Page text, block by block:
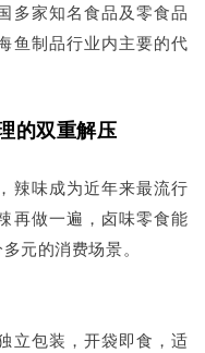
多家知名食品及零食品
鱼制品行业内主要的代
的双重解压
辣味成为近年来最流行
再做一遍，卤味零食能
元的消费场景。
立包装，开袋即食，适